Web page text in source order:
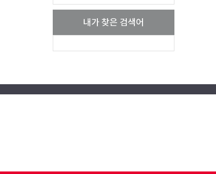
내가 찾은 검색어